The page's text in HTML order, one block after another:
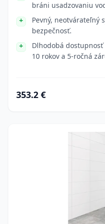
bráni usadzovaniu
Pevný, neotvárateľný
bezpečnosť.
Dlhodobá
10 rokov a 5-ročná
353.2 €